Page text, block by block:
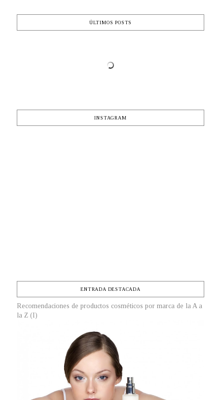
ÚLTIMOS POSTS
INSTAGRAM
ENTRADA DESTACADA
Recomendaciones de productos cosméticos por marca de la A a
la Z (I)